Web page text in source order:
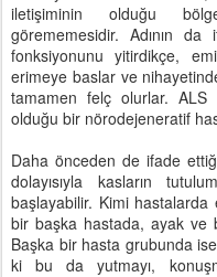
iletişiminin olduğu
görememesidir. Adının
fonksiyonunu yitirdikçe,
erimeye baslar ve
tamamen felç olurlar. ALS
olduğu bir nörodejeneratif
Daha önceden de ifade
dolayısıyla kasların
başlayabilir. Kimi
bir başka hastada, ayak ve
Başka bir hasta grubunda
ki bu da yutmayı,